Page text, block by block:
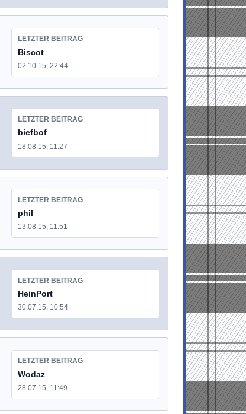
LETZTER BEITRAG
Biscot
02.10.15, 22:44
LETZTER BEITRAG
biefbof
18.08.15, 11:27
LETZTER BEITRAG
phil
13.08.15, 11:51
LETZTER BEITRAG
HeinPort
30.07.15, 10:54
LETZTER BEITRAG
Wodaz
28.07.15, 11:49